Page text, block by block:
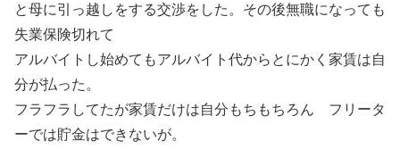
と母に引っ越しをする交渉をした。その後無職になっても
失業保険切れて
アルバイトし始めてもアルバイト代からとにかく家賃は自
分が払った。
フラフラしてたが家賃だけは自分もちもちろん フリータ
ーでは貯金はできないが。